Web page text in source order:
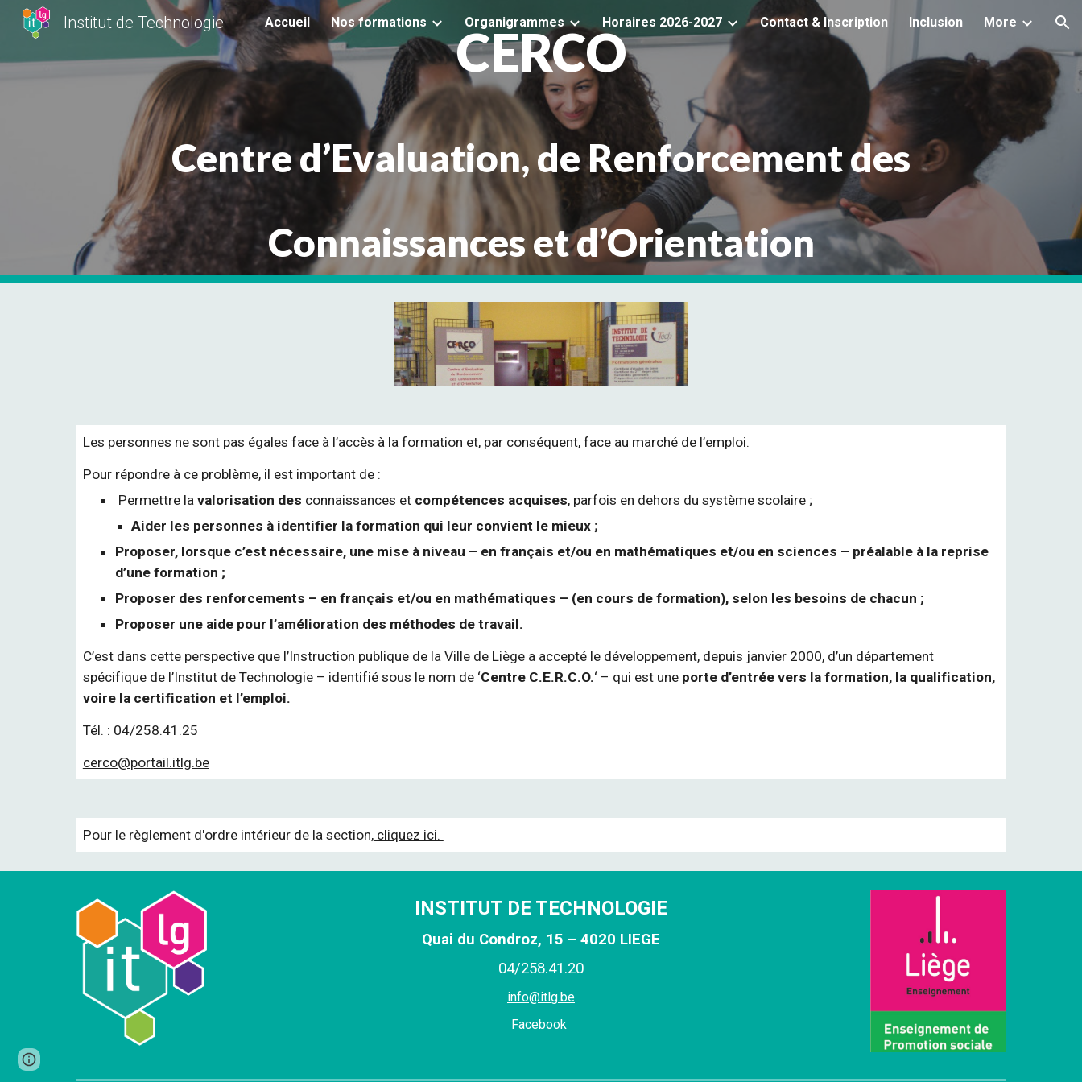
Skip to main content Skip to navigation
Institut de Technologie Accueil Nos formations Organigrammes Horaires 2026-2027 Contact & Inscription Inclusion More
CERCO
Centre d’Evaluation, de Renforcement des
Connaissances et d’Orientation
Les personnes ne sont pas égales face à l’accès à la formation et, par conséquent, face au marché de l’emploi.
Pour répondre à ce problème, il est important de :
Permettre la valorisation des connaissances et compétences acquises, parfois en dehors du système scolaire ;
Aider les personnes à identifier la formation qui leur convient le mieux ;
Proposer, lorsque c’est nécessaire, une mise à niveau – en français et/ou en mathématiques et/ou en sciences – préalable à la reprise
d’une formation ;
Proposer des renforcements – en français et/ou en mathématiques – (en cours de formation), selon les besoins de chacun ;
Proposer une aide pour l’amélioration des méthodes de travail.
C’est dans cette perspective que l’Instruction publique de la Ville de Liège a accepté le développement, depuis janvier 2000, d’un département
spécifique de l’Institut de Technologie – identifié sous le nom de ‘Centre C.E.R.C.O.‘ – qui est une porte d’entrée vers la formation, la qualification,
voire la certification et l’emploi.
Tél. : 04/258.41.25
cerco@portail.itlg.be
Pour le règlement d'ordre intérieur de la section,cliquez ici.
INSTITUT DE TECHNOLOGIE
Quai du Condroz, 15 – 4020 LIEGE
04/258.41.20
info@itlg.be
Facebook